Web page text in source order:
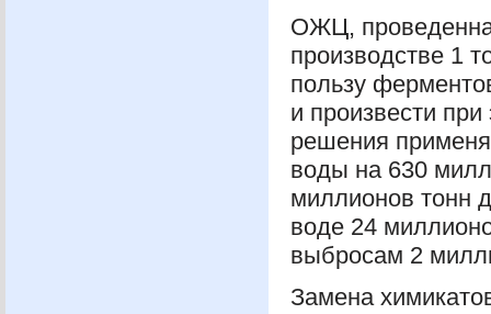
ОЖЦ,
производстве 1
пользу
и произвести
решения
воды на 630
миллионов тонн
воде 24
выбросам 2
Замена